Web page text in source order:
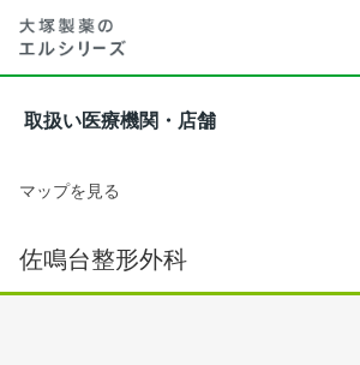
取扱い医療機関・店舗
マップを見る
佐鳴台整形外科